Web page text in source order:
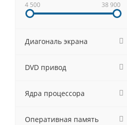
4 500 38 900
Диагональ экрана
DVD привод
Ядра процессора
Оперативная память